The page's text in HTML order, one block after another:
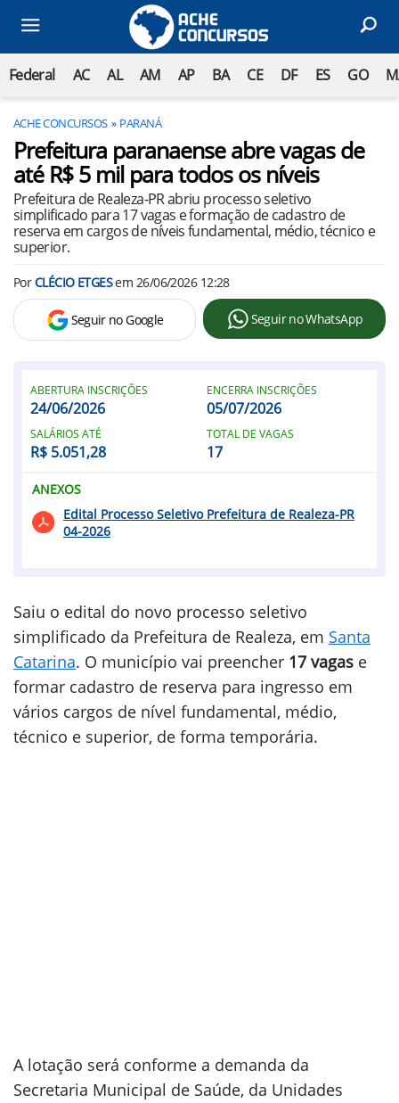
Federal AC AL AM AP BA CE DF ES GO
ACHE CONCURSOS PARANÁ
Prefeitura paranaense abre vagas de
até R$ 5 mil para todos os níveis
Prefeitura de Realeza-PR abriu processo seletivo
simplificado para 17 vagas e formação de cadastro de
reserva em cargos de níveis fundamental, médio, técnico e
superior.
PorCLÉCIO ETGESem 26/06/2026 12:28
Seguir no Google Seguir no WhatsApp
Saiu o edital do novo processo seletivo
simplificado da Prefeitura de Realeza, em Santa
Catarina. O município vai preencher 17 vagas e
formar cadastro de reserva para ingresso em
vários cargos de nível fundamental, médio,
técnico e superior, de forma temporária.
ABERTURA INSCRIÇÕES
24/06/2026
ENCERRA INSCRIÇÕES
05/07/2026
SALÁRIOS ATÉ
R$ 5.051,28
TOTAL DE VAGAS
17
ANEXOS
Edital Processo Seletivo Prefeitura de Realeza-PR
04-2026
A lotação será conforme a demanda da
Secretaria Municipal de Saúde, da Unidades